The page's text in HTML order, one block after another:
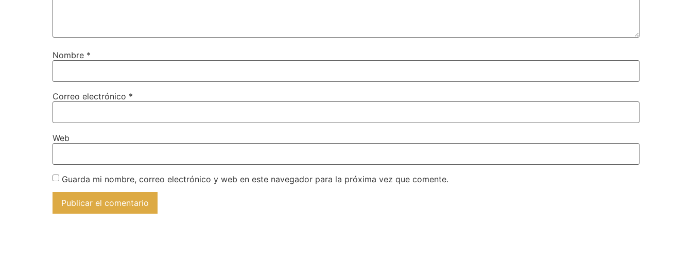
Nombre *
Correo electrónico *
Web
Guarda mi nombre, correo electrónico y web en este navegador para la próxima vez que comente.